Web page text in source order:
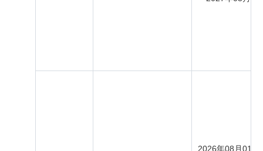
2026年08月01日